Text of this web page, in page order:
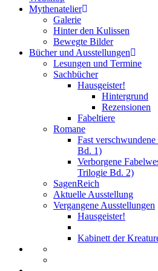
Mythenatelier
Galerie
Hinter den Kulissen
Bewegte Bilder
Bücher und Ausstellungen
Lesungen und Termine
Sachbücher
Hausgeister!
Hintergrund
Rezensionen
Fabeltiere
Romane
Fast
Bd. 1)
Verborgene
Trilogie Bd. 2)
SagenReich
Aktuelle Ausstellung
Vergangene Ausstellungen
Hausgeister!
Kabinett der